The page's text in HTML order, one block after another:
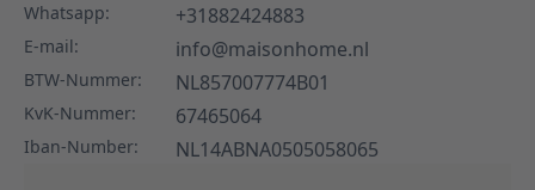
Whatsapp: +31882424883
E-mail: info@maisonhome.nl
BTW-Nummer: NL857007774B01
KvK-Nummer: 67465064
Iban-Number:
NL14ABNA0505058065